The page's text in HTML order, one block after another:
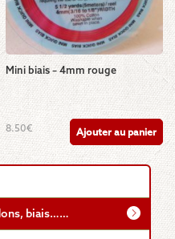
Mini biais – 4mm rouge
8.50€ Ajouter au panier
biais……